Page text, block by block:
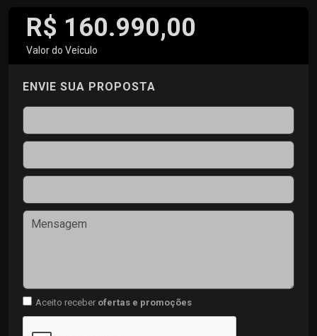
R$ 160.990,00
Valor do Veículo
ENVIE SUA PROPOSTA
Aceito receber ofertas e promoções